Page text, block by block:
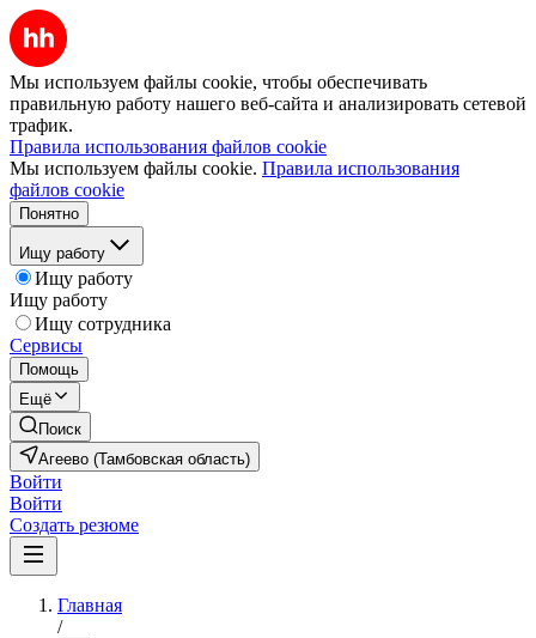
Мы используем файлы cookie, чтобы обеспечивать
правильную работу нашего веб-сайта и анализировать сетевой
трафик.
Правила использования файлов cookie
Мы используем файлы cookie. Правила использования
файлов cookie
Понятно
Ищу работу
Ищу работу
Ищу работу
Ищу сотрудника
Сервисы
Помощь
Ещё
Поиск
Агеево (Тамбовская область)
Войти
Войти
Создать резюме
Главная
/